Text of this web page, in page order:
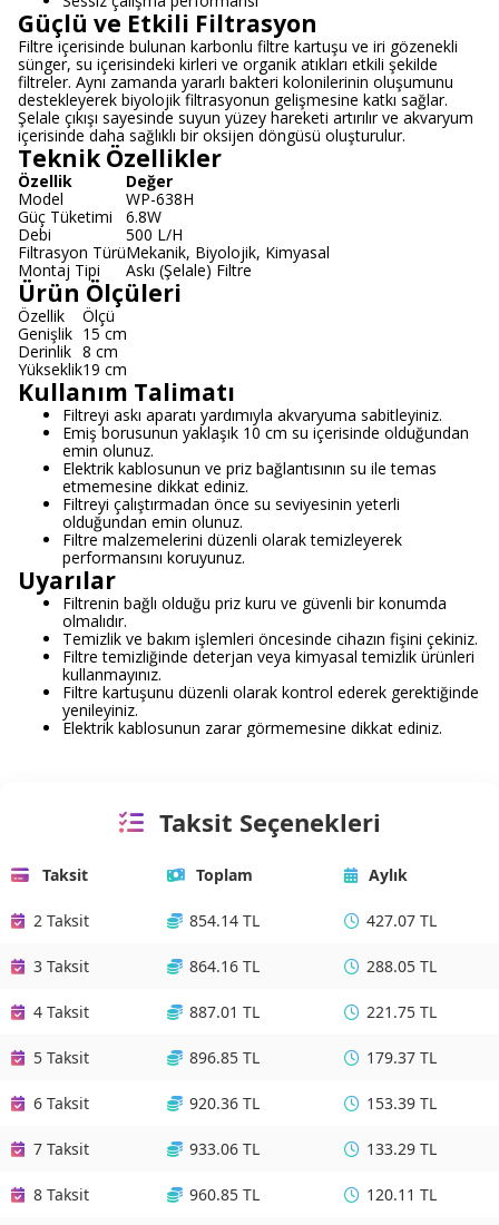
Güçlü ve Etkili Filtrasyon
Filtre içerisinde bulunan karbonlu filtre kartuşu ve iri gözenekli
sünger, su içerisindeki kirleri ve organik atıkları etkili şekilde
filtreler. Aynı zamanda yararlı bakteri kolonilerinin oluşumunu
destekleyerek biyolojik filtrasyonun gelişmesine katkı sağlar.
Şelale çıkışı sayesinde suyun yüzey hareketi artırılır ve akvaryum
içerisinde daha sağlıklı bir oksijen döngüsü oluşturulur.
Teknik Özellikler
Özellik
Değer
Model
WP-638H
Güç Tüketimi
6.8W
Debi
500 L/H
Filtrasyon TürüMekanik, Biyolojik, Kimyasal
Montaj Tipi
Askı (Şelale) Filtre
Ürün Ölçüleri
Özellik
Ölçü
Genişlik 15 cm
Derinlik 8 cm
Yükseklik19 cm
Kullanım Talimatı
Filtreyi askı aparatı yardımıyla akvaryuma sabitleyiniz.
Emiş borusunun yaklaşık 10 cm su içerisinde olduğundan
emin olunuz.
Elektrik kablosunun ve priz bağlantısının su ile temas
etmemesine dikkat ediniz.
Filtreyi çalıştırmadan önce su seviyesinin yeterli
olduğundan emin olunuz.
Filtre malzemelerini düzenli olarak temizleyerek
performansını koruyunuz.
Uyarılar
Filtrenin bağlı olduğu priz kuru ve güvenli bir konumda
olmalıdır.
Temizlik ve bakım işlemleri öncesinde cihazın fişini çekiniz.
Filtre temizliğinde deterjan veya kimyasal temizlik ürünleri
kullanmayınız.
Filtre kartuşunu düzenli olarak kontrol ederek gerektiğinde
yenileyiniz.
Elektrik kablosunun zarar görmemesine dikkat ediniz.
Taksit Seçenekleri
Taksit Toplam Aylık
2 Taksit 854.14 TL 427.07 TL
3 Taksit 864.16 TL 288.05 TL
4 Taksit 887.01 TL 221.75 TL
5 Taksit 896.85 TL 179.37 TL
6 Taksit 920.36 TL 153.39 TL
7 Taksit 933.06 TL 133.29 TL
8 Taksit 960.85 TL 120.11 TL